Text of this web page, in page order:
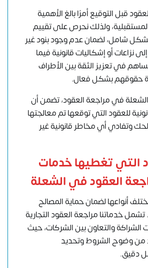
قبل التوقيع أمرًا بالغ الأهمية
ولذلك نحرص على تقييم
بشكل شامل، لضمان عدم وجود بنود غير
نزاعات أو إشكاليات قانونية فيما
في تعزيز الثقة بين الأطراف
حقوقهم بشكل فعال.
في مراجعة العقود، تضمن أن
للعقود التي توقعها تم معالجتها
وتفادي أي مخاطر قانونية غير
التي تغطيها خدمات
العقود في الشعلة
أنواعها لضمان حماية المصالح
تشمل خدماتنا مراجعة العقود التجارية
الشراكة والتعاون بين الشركات، حيث
من وضوح الشروط وتحديد
دقيق.